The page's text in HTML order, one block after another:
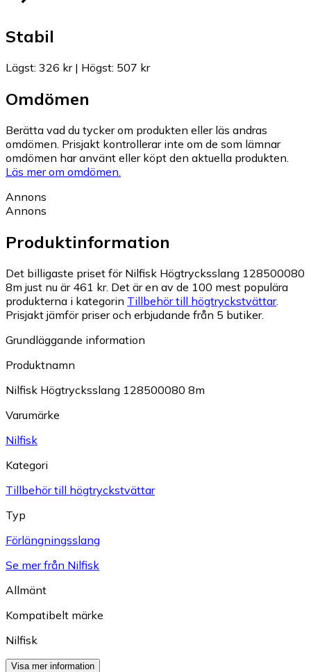
Stabil
Lägst: 326 kr| Högst: 507 kr
Omdömen
Berätta vad du tycker om produkten eller läs andras
omdömen. Prisjakt kontrollerar inte om de som lämnar
omdömen har använt eller köpt den aktuella produkten.
Läs mer om omdömen.
Annons
Annons
Produktinformation
Det billigaste priset för Nilfisk Högtrycksslang 128500080
8m just nu är 461 kr. Det är en av de 100 mest populära
produkterna i kategorin Tillbehör till högtryckstvättar.
Prisjakt jämför priser och erbjudande från 5 butiker.
Grundläggande information
Produktnamn
Nilfisk Högtrycksslang 128500080 8m
Varumärke
Nilfisk
Kategori
Tillbehör till högtryckstvättar
Typ
Förlängningsslang
Se mer från Nilfisk
Allmänt
Kompatibelt märke
Nilfisk
Visa mer information